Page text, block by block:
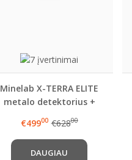
Minelab X-TERRA ELITE
metalo detektorius +
PASIRINKTINAI
€49900 €62800
DAUGIAU